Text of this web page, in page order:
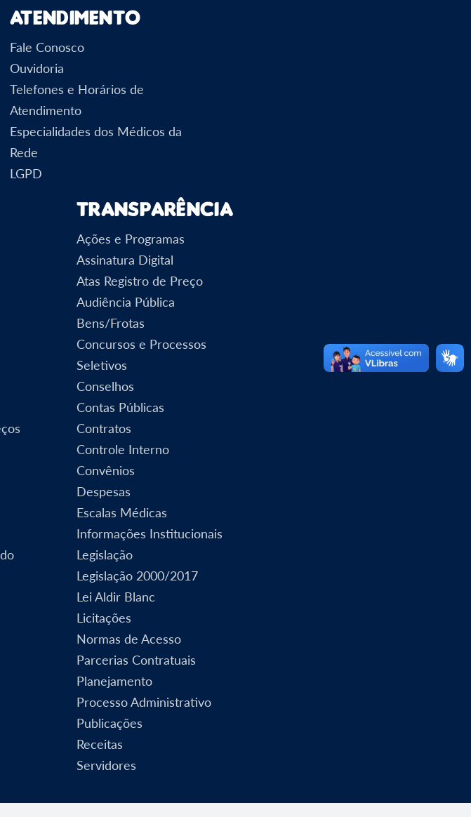
Atendimento
Fale Conosco
Ouvidoria
Telefones e Horários de
Atendimento
Especialidades dos Médicos da
Rede
LGPD
Transparência
Ações e Programas
Assinatura Digital
Atas Registro de Preço
Audiência Pública
Bens/Frotas
Concursos e Processos
Seletivos
Conselhos
Contas Públicas
Contratos
Controle Interno
Convênios
Despesas
Escalas Médicas
Informações Institucionais
Legislação
Legislação 2000/2017
Lei Aldir Blanc
Licitações
Normas de Acesso
Parcerias Contratuais
Planejamento
Processo Administrativo
Publicações
Receitas
Servidores